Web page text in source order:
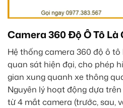
Camera 360 Độ Ô Tô Là
Hệ thống camera 360 độ ô
quan sát hiện đại, cho phép
gian xung quanh xe thông
Nguyên lý hoạt động dựa
từ 4 mắt camera (trước, sau,